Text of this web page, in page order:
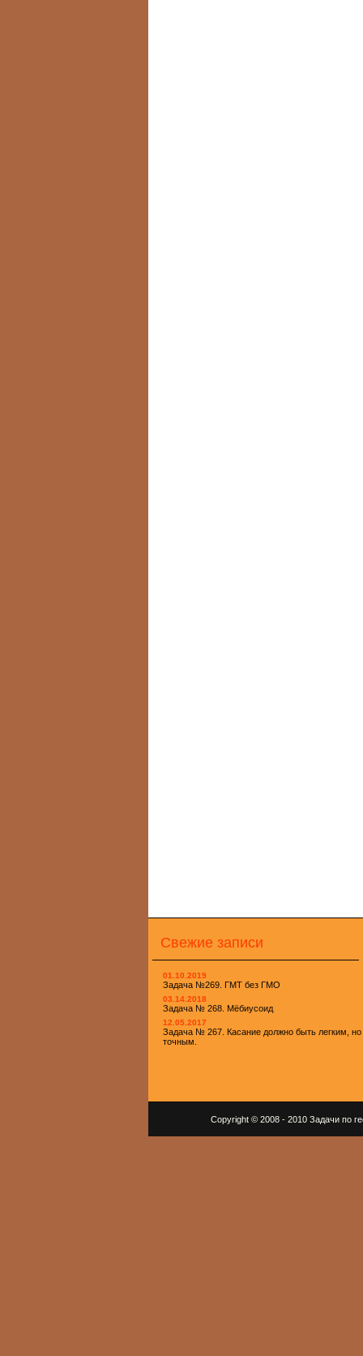
Свежие записи
01.10.2019
Задача №269. ГМТ без ГМО
03.14.2018
Задача № 268. Мёбиусоид
12.05.2017
Задача № 267. Касание должно быть легким, но
точным.
Copyright © 2008 - 2010 Задачи по